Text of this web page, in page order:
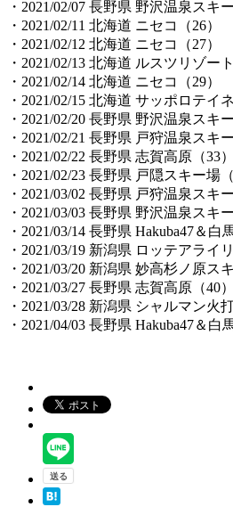
・2021/02/07 長野県 野沢温泉スキ
・2021/02/11 北海道 ニセコ（26）
・2021/02/12 北海道 ニセコ（27）
・2021/02/13 北海道 ルスツリゾート
・2021/02/14 北海道 ニセコ（29）
・2021/02/15 北海道 サッポロテイネ
・2021/02/20 長野県 野沢温泉スキ
・2021/02/21 長野県 戸狩温泉スキ
・2021/02/22 長野県 志賀高原（33）
・2021/02/23 長野県 戸隠スキー場（
・2021/03/02 長野県 戸狩温泉スキ
・2021/03/03 長野県 野沢温泉スキ
・2021/03/14 長野県 Hakuba47＆白
・2021/03/19 新潟県 ロッテアライ
・2021/03/20 新潟県 妙高杉ノ原ス
・2021/03/27 長野県 志賀高原（40）
・2021/03/28 新潟県 シャルマン火打
・2021/04/03 長野県 Hakuba47＆白